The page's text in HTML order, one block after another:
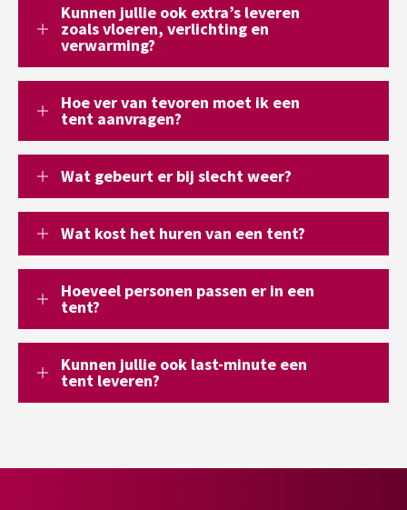
Kunnen jullie ook extra’s leveren
zoals vloeren, verlichting en
verwarming?
Hoe ver van tevoren moet ik een
tent aanvragen?
Wat gebeurt er bij slecht weer?
Wat kost het huren van een tent?
Hoeveel personen passen er in een
tent?
Kunnen jullie ook last-minute een
tent leveren?